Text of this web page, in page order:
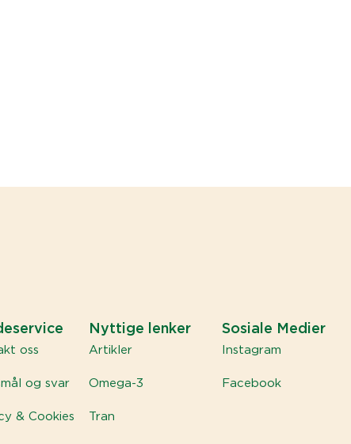
oss
og svar
& Cookies
Nyttige lenker
Artikler
Omega-3
Tran
Sosiale Medier
Instagram
Facebook